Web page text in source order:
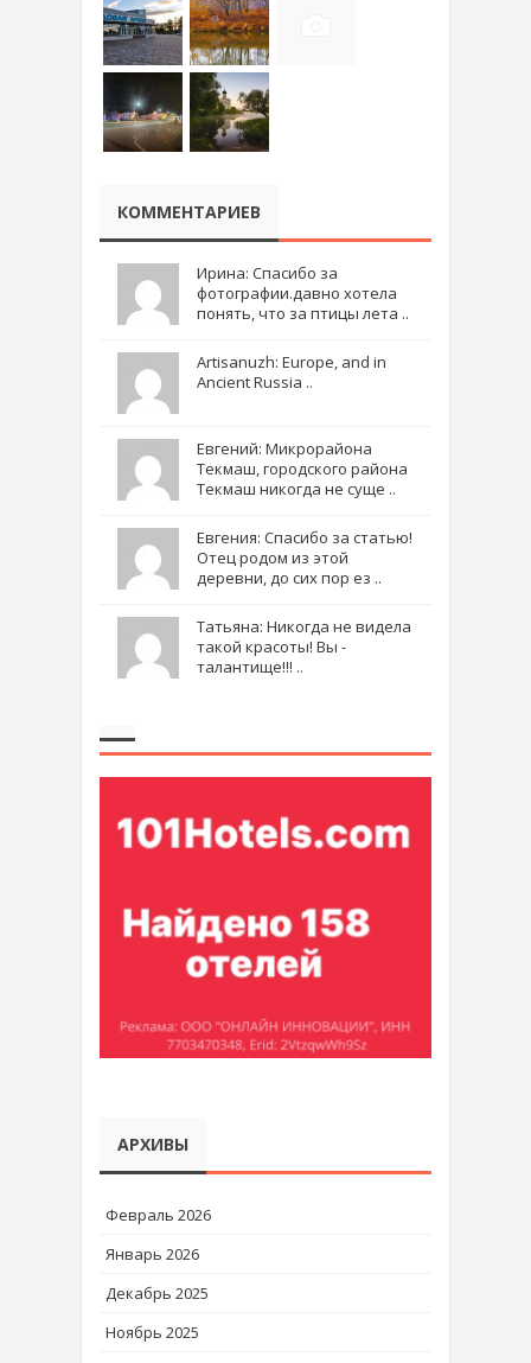
КОММЕНТАРИЕВ
Ирина: Спасибо за
фотографии.давно хотела
понять, что за птицы лета ..
Artisanuzh: Europe, and in
Ancient Russia ..
Евгений: Микрорайона
Текмаш, городского района
Текмаш никогда не суще ..
Евгения: Спасибо за статью!
Отец родом из этой
деревни, до сих пор ез ..
Татьяна: Никогда не видела
такой красоты! Вы -
талантище!!! ..
АРХИВЫ
Февраль 2026
Январь 2026
Декабрь 2025
Ноябрь 2025